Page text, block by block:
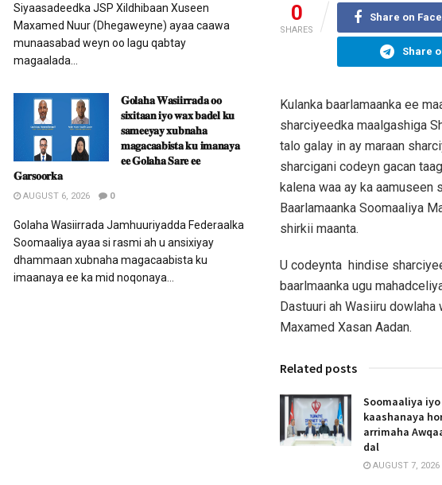
0
SHARES
Share on
Share
Kulanka baarlamaanka ee
sharciyeedka maalgashiga
talo galay in ay maraan
sharcigani codeyn gacan
kalena waa ay ka aamuseen
Baarlamaanka Soomaaliya
shirkii maanta.
U codeynta hindise
baarlmaanka ugu
Dastuuri ah Wasiiru
Maxamed Xasan Aadan.
Related posts
Soomaaliya
kaashanaya
arrimaha
dal
AUGUST 7, 2026
Siyaasadeedka JSP Xildhibaan Xuseen
Maxamed Nuur (Dhegaweyne) ayaa caawa
munaasabad weyn oo lagu qabtay
magaalada...
𝐆𝐨𝐥𝐚𝐡𝐚 𝐖𝐚𝐬𝐢𝐢𝐫𝐫𝐚𝐝𝐚 𝐨𝐨
𝐬𝐢𝐱𝐢𝐭𝐚𝐚𝐧 𝐢𝐲𝐨 𝐰𝐚𝐱 𝐛𝐚𝐝𝐞𝐥 𝐤𝐮
𝐬𝐚𝐦𝐞𝐞𝐲𝐚𝐲 𝐱𝐮𝐛𝐧𝐚𝐡𝐚
𝐦𝐚𝐠𝐚𝐜𝐚𝐚𝐛𝐢𝐬𝐭𝐚 𝐤𝐮 𝐢𝐦𝐚𝐧𝐚𝐲𝐚
𝐞𝐞 𝐆𝐨𝐥𝐚𝐡𝐚 𝐒𝐚𝐫𝐞 𝐞𝐞
𝐆𝐚𝐫𝐬𝐨𝐨𝐫𝐤𝐚
AUGUST 6, 2026 0
Golaha Wasiirrada Jamhuuriyadda Federaalka
Soomaaliya ayaa si rasmi ah u ansixiyay
dhammaan xubnaha magacaabista ku
imaanaya ee ka mid noqonaya...